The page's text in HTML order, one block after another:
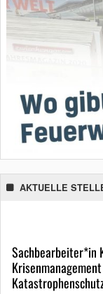
AKTUELLE
Sachbearbeiter*in